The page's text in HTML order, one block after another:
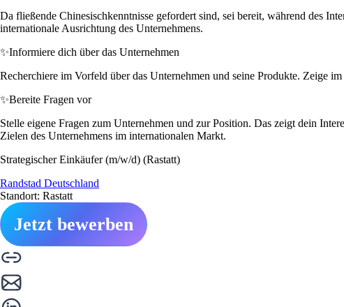
Da fließende Chinesischkenntnisse gefordert sind, sei bereit, während des
internationale Ausrichtung des Unternehmens.
✨Informiere dich über das Unternehmen
Recherchiere im Vorfeld über das Unternehmen und seine Produkte. Zeige
✨Bereite Fragen vor
Stelle eigene Fragen zum Unternehmen und zur Position. Das zeigt dein
Zielen des Unternehmens im internationalen Markt.
Strategischer Einkäufer (m/w/d) (Rastatt)
Randstad Deutschland
Standort: Rastatt
Jetzt bewerben